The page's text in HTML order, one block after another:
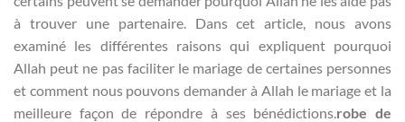
à trouver une partenaire. Dans cet article, nous avons
examiné les différentes raisons qui expliquent pourquoi
Allah peut ne pas faciliter le mariage de certaines personnes
et comment nous pouvons demander à Allah le mariage et la
meilleure façon de répondre à ses bénédictions.robe de